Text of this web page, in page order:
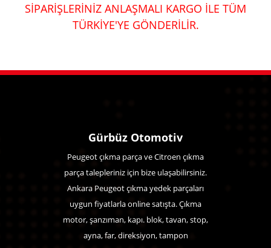
SİPARİŞLERİNİZ ANLAŞMALI KARGO İLE TÜM
TÜRKİYE'YE GÖNDERİLİR.
Gürbüz Otomotiv
Peugeot çıkma parça ve Citroen çıkma
parça talepleriniz için bize ulaşabilirsiniz.
Ankara Peugeot çıkma yedek parçaları
uygun fiyatlarla online satışta. Çıkma
motor, şanzıman, kapı. blok, tavan, stop,
ayna, far, direksiyon, tampon